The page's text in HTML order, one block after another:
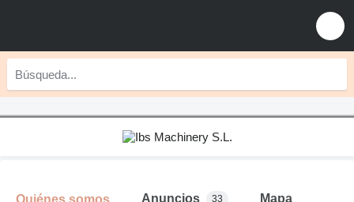
Quiénes somos Anuncios 33 Mapa